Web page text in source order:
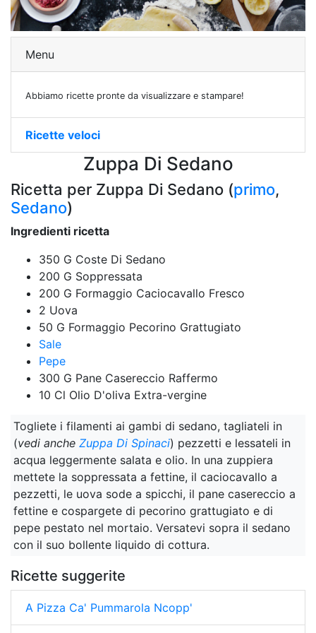
Menu
Abbiamo ricette pronte da visualizzare e stampare!
Ricette veloci
Zuppa Di Sedano
Ricetta per Zuppa Di Sedano (primo,
Sedano)
Ingredienti ricetta
350 G Coste Di Sedano
200 G Soppressata
200 G Formaggio Caciocavallo Fresco
2 Uova
50 G Formaggio Pecorino Grattugiato
Sale
Pepe
300 G Pane Casereccio Raffermo
10 Cl Olio D'oliva Extra-vergine
Togliete i filamenti ai gambi di sedano, tagliateli in
(vedi anche Zuppa Di Spinaci) pezzetti e lessateli in
acqua leggermente salata e olio. In una zuppiera
mettete la soppressata a fettine, il caciocavallo a
pezzetti, le uova sode a spicchi, il pane casereccio a
fettine e cospargete di pecorino grattugiato e di
pepe pestato nel mortaio. Versatevi sopra il sedano
con il suo bollente liquido di cottura.
Ricette suggerite
A Pizza Ca' Pummarola Ncopp'